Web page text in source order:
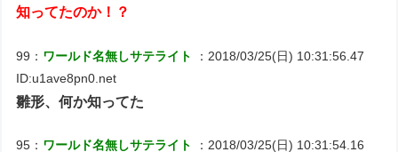
知ってたのか！？
99： ワールド名無しサテライト
：2018/03/25(日) 10:31:56.47
ID:u1ave8pn0.net
雛形、何か知ってた
95： ワールド名無しサテライト
：2018/03/25(日) 10:31:54.16